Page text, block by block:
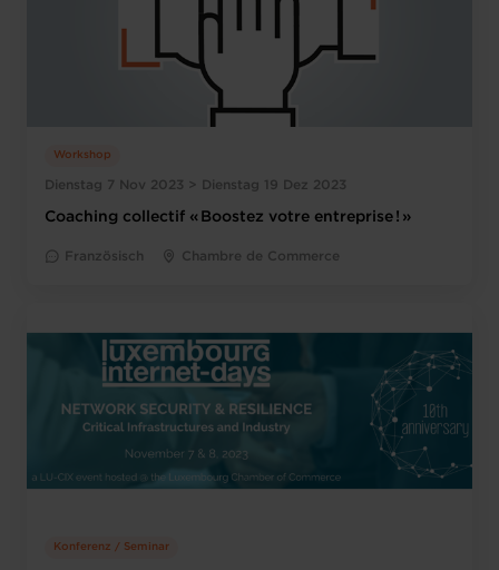
Dienstag 7 Nov 2023 > Dienstag 19 Dez 2023
Workshop
Coaching collectif « Boostez votre entreprise ! »
Französisch Chambre de Commerce
Konferenz / Seminar